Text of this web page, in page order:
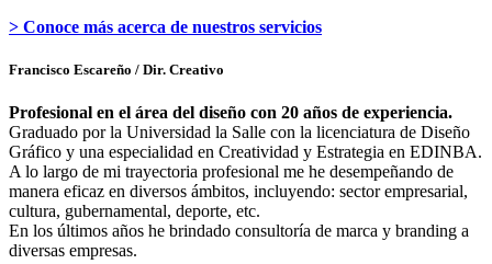
> Conoce más acerca de nuestros servicios
Francisco Escareño / Dir. Creativo
Profesional en el área del diseño con 20 años de experiencia.
Graduado por la Universidad la Salle con la licenciatura de Diseño
Gráfico y una especialidad en Creatividad y Estrategia en EDINBA.
A lo largo de mi trayectoria profesional me he desempeñando de
manera eficaz en diversos ámbitos, incluyendo: sector empresarial,
cultura, gubernamental, deporte, etc.
En los últimos años he brindado consultoría de marca y branding a
diversas empresas.